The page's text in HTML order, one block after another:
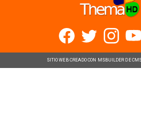
SITIO WEB CREADO CON MSBUILDER DE